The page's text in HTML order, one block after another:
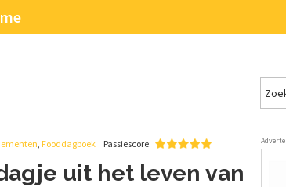
, Fooddagboek Passiescore:
uit het leven van